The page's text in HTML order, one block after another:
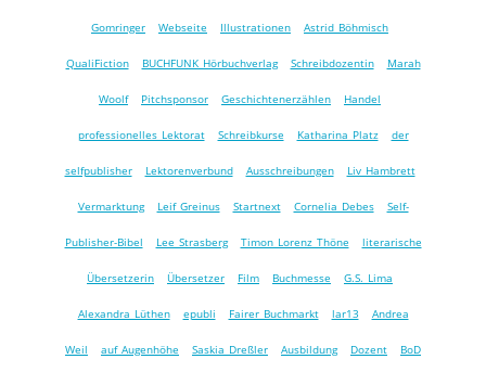
Gomringer Webseite Illustrationen Astrid Böhmisch
QualiFiction BUCHFUNK Hörbuchverlag Schreibdozentin Marah
Woolf Pitchsponsor Geschichtenerzählen Handel
professionelles Lektorat Schreibkurse Katharina Platz der
selfpublisher Lektorenverbund Ausschreibungen Liv Hambrett
Vermarktung Leif Greinus Startnext Cornelia Debes Self-
Publisher-Bibel Lee Strasberg Timon Lorenz Thöne literarische
Übersetzerin Übersetzer Film Buchmesse G.S. Lima
Alexandra Lüthen epubli Fairer Buchmarkt lar13 Andrea
Weil auf Augenhöhe Saskia Dreßler Ausbildung Dozent BoD